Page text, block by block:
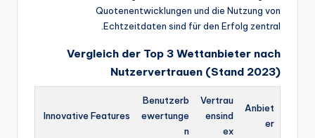
Quotenentwicklungen und die Nutzung von
Echtzeitdaten sind für den Erfolg zentral.
Vergleich der Top 3 Wettanbieter nach
Nutzervertrauen (Stand 2023)
Anbiet
er
Vertrau
ensind
ex
Benutzerb
ewertunge
n
Innovative Features